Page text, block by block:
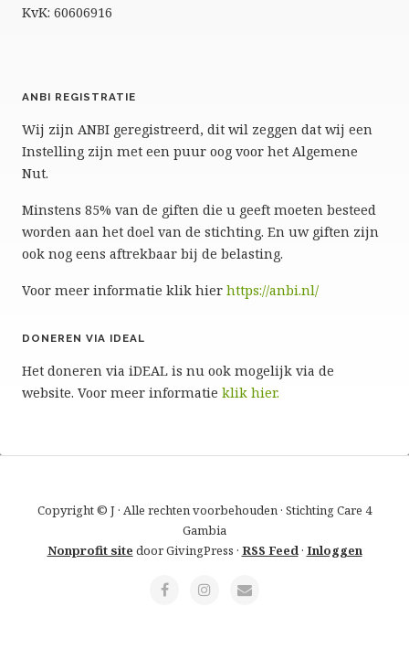
KvK: 60606916
ANBI REGISTRATIE
Wij zijn ANBI geregistreerd, dit wil zeggen dat wij een
Instelling zijn met een puur oog voor het Algemene
Nut.
Minstens 85% van de giften die u geeft moeten besteed
worden aan het doel van de stichting. En uw giften zijn
ook nog eens aftrekbaar bij de belasting.
Voor meer informatie klik hier https://anbi.nl/
DONEREN VIA IDEAL
Het doneren via iDEAL is nu ook mogelijk via de
website. Voor meer informatie klik hier.
Copyright © J · Alle rechten voorbehouden · Stichting Care 4
Gambia
Nonprofit site door GivingPress · RSS Feed· Inloggen